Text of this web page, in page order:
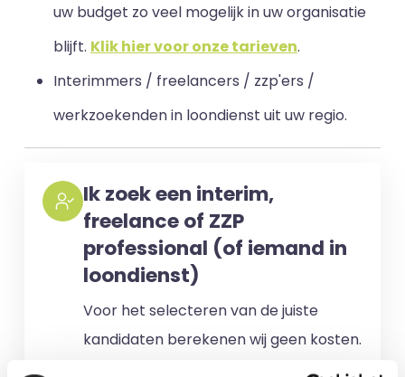
uw budget zo veel mogelijk in uw organisatie
blijft. Klik hier voor onze tarieven.
Interimmers / freelancers / zzp'ers /
werkzoekenden in loondienst uit uw regio.
Ik zoek een interim,
freelance of ZZP
professional (of iemand in
loondienst)
Voor het selecteren van de juiste
kandidaten berekenen wij geen kosten.